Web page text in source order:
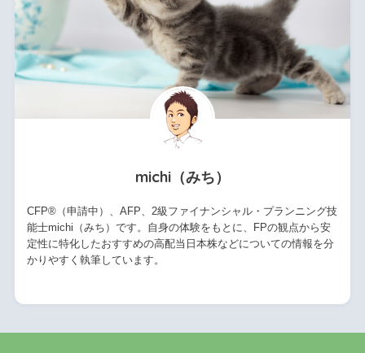
michi（みち）
CFP®（申請中）、AFP、2級ファイナンシャル・プランニング技
能士michi（みち）です。自身の体験をもとに、FPの観点から安
定性に特化したおすすめの高配当日本株などについての情報を分
かりやすく執筆しています。